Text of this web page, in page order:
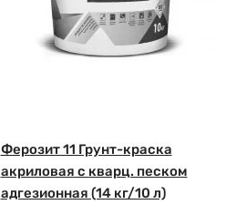
Ферозит 11 Грунт-краска
акриловая с кварц. песком
адгезионная (14 кг/10 л)